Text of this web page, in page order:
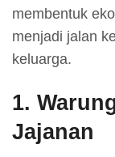
membentuk
menjadi jalan
keluarga.
1.
Jajanan